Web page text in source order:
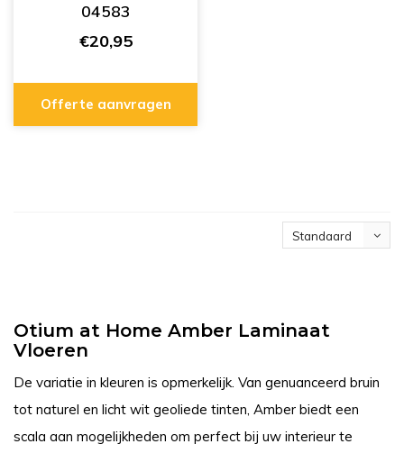
04583
€20,95
Offerte aanvragen
Standaard
Otium at Home Amber Laminaat
Vloeren
De variatie in kleuren is opmerkelijk. Van genuanceerd bruin
tot naturel en licht wit geoliede tinten, Amber biedt een
scala aan mogelijkheden om perfect bij uw interieur te